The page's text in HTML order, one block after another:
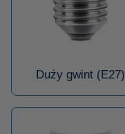
Duży gwint (E27)